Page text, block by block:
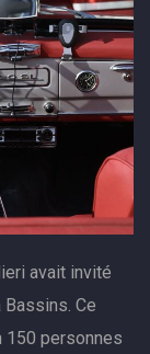
avait invité
Ce
150 personnes